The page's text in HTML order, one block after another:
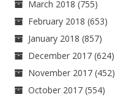
March 2018 (755)
February 2018 (653)
January 2018 (857)
December 2017 (624)
November 2017 (452)
October 2017 (554)